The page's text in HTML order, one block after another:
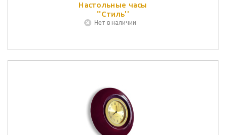
Настольные часы
''Стиль''
Нет в наличии